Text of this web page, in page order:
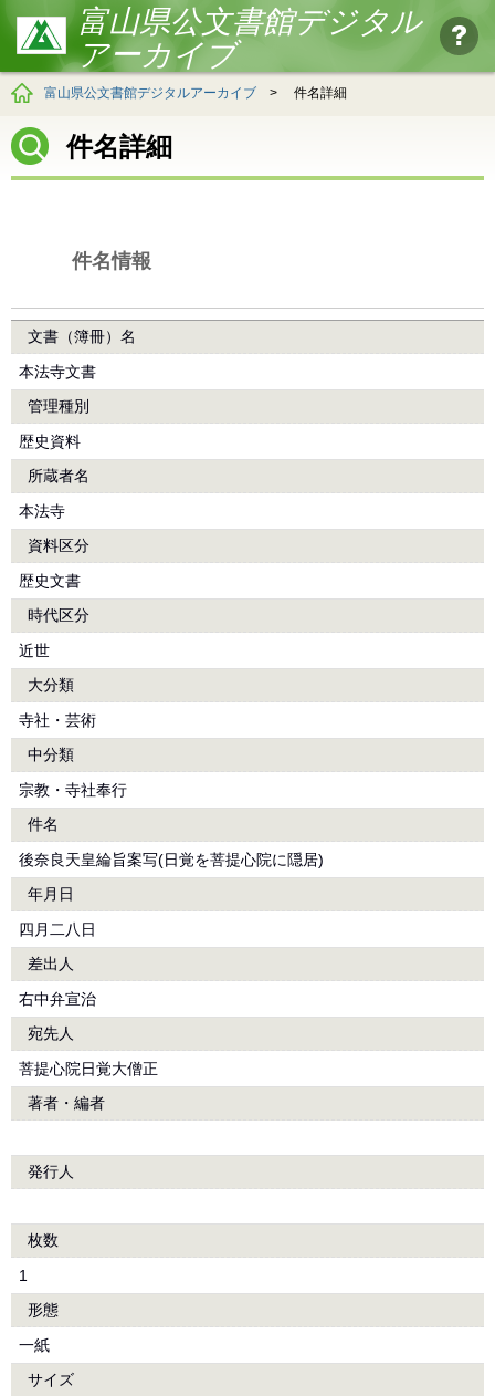
富山県公文書館デジタル
アーカイブ
富山県公文書館デジタルアーカイブ > 件名詳細
件名詳細
件名情報
文書（簿冊）名
本法寺文書
管理種別
歴史資料
所蔵者名
本法寺
資料区分
歴史文書
時代区分
近世
大分類
寺社・芸術
中分類
宗教・寺社奉行
件名
後奈良天皇綸旨案写(日覚を菩提心院に隠居)
年月日
四月二八日
差出人
右中弁宣治
宛先人
菩提心院日覚大僧正
著者・編者
発行人
枚数
1
形態
一紙
サイズ